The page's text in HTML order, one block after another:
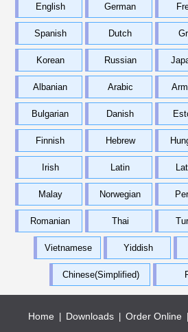
English German
Spanish Dutch
Korean Russian
Albanian Arabic
Bulgarian Danish
Finnish Hebrew
Irish Latin
Malay Norwegian
Romanian Thai
Vietnamese Yiddish
Chinese(Simplified)
Home Downloads Order Online